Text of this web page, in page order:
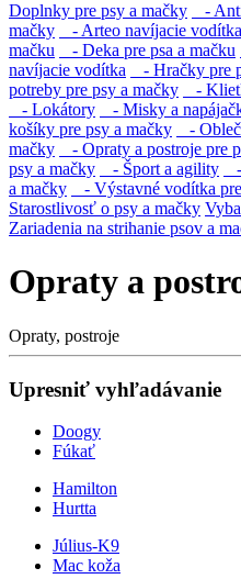
Doplnky pre psy a mačky
-
mačky
- Arteo navíjacie vodítka
mačku
- Deka pre psa a mačku
navíjacie vodítka
- Hračky pre
potreby pre psy a mačky
-
- Lokátory
- Misky a
košíky pre psy a mačky
-
mačky
- Opraty a postroje pre
psy a mačky
- Šport a agility -
a mačky
- Výstavné vodítka
Starostlivosť o psy a mačky
Zariadenia na strihanie psov a
Opraty a
Opraty, postroje
Upresniť vyhľadávanie
Doogy
Fúkať
Hamilton
Hurtta
Július-K9
Mac koža